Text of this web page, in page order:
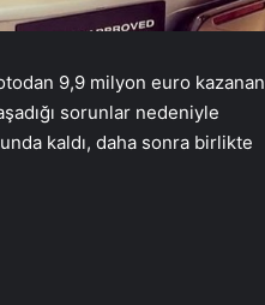
9,9 milyon euro kazanan
sorunlar nedeniyle
kaldı, daha sonra birlikte